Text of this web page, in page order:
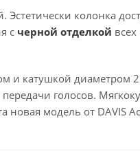
колонка
с черной отделкой
и катушкой диаметром
голосов.
модель от DAVIS